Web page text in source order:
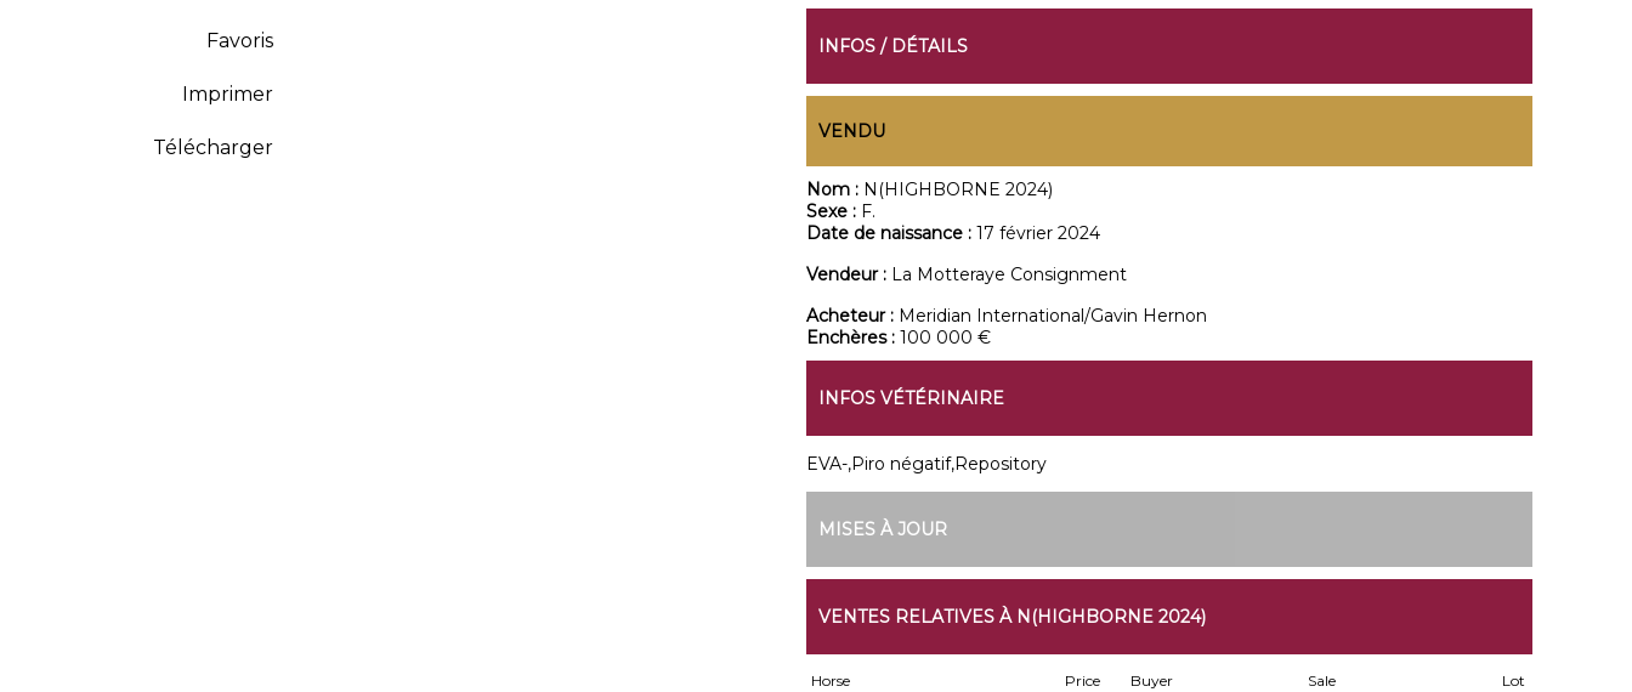
Favoris
Imprimer
Télécharger
INFOS / DÉTAILS
VENDU
Nom : N(HIGHBORNE 2024)
Sexe : F.
Date de naissance : 17 février 2024
Vendeur : La Motteraye Consignment
Acheteur : Meridian International/Gavin Hernon
Enchères : 100 000 €
INFOS VÉTÉRINAIRE
EVA-,Piro négatif,Repository
MISES À JOUR
VENTES RELATIVES À N(HIGHBORNE 2024)
Horse Price Buyer Sale
Lot